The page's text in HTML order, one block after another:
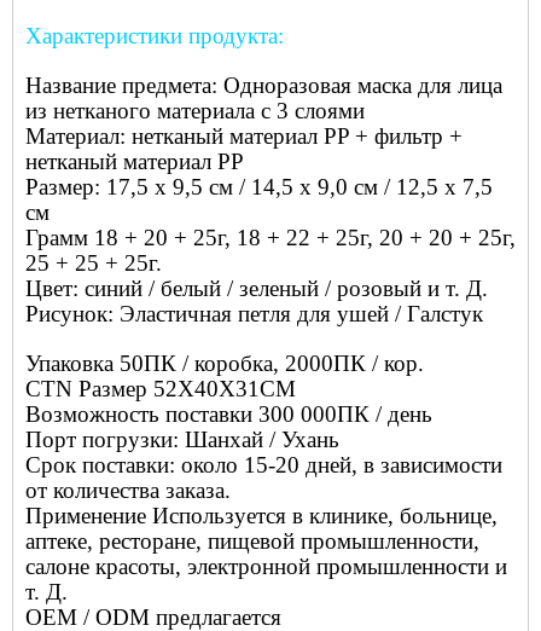
Характеристики продукта:
Название предмета: Одноразовая маска для лица
из нетканого материала с 3 слоями
Материал: нетканый материал PP + фильтр +
нетканый материал PP
Размер: 17,5 х 9,5 см / 14,5 х 9,0 см / 12,5 х 7,5
см
Грамм 18 + 20 + 25г, 18 + 22 + 25г, 20 + 20 + 25г,
25 + 25 + 25г.
Цвет: синий / белый / зеленый / розовый и т. Д.
Рисунок: Эластичная петля для ушей / Галстук
Упаковка 50ПК / коробка, 2000ПК / кор.
CTN Размер 52X40X31CM
Возможность поставки 300 000ПК / день
Порт погрузки: Шанхай / Ухань
Срок поставки: около 15-20 дней, в зависимости
от количества заказа.
Применение Используется в клинике, больнице,
аптеке, ресторане, пищевой промышленности,
салоне красоты, электронной промышленности и
т. Д.
OEM / ODM предлагается